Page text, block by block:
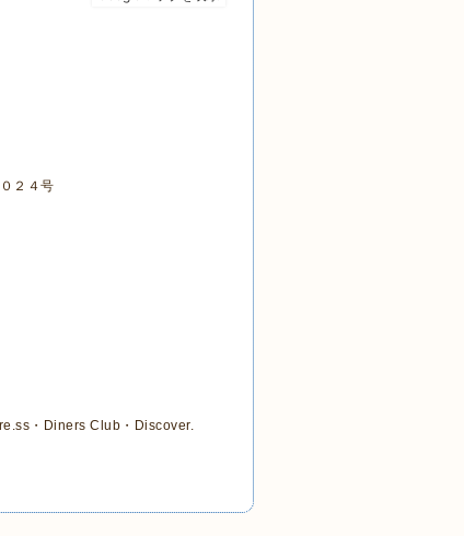
２４号
・Diners Club・Discover.